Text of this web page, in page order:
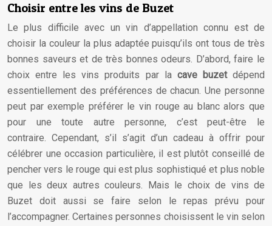
Choisir entre les vins de Buzet
Le plus difficile avec un vin d’appellation connu est de
choisir la couleur la plus adaptée puisqu’ils ont tous de très
bonnes saveurs et de très bonnes odeurs. D’abord, faire le
choix entre les vins produits par la cave buzetdépend
essentiellement des préférences de chacun. Une personne
peut par exemple préférer le vin rouge au blanc alors que
pour une toute autre personne, c’est peut-être le
contraire. Cependant, s’il s’agit d’un cadeau à offrir pour
célébrer une occasion particulière, il est plutôt conseillé de
pencher vers le rouge qui est plus sophistiqué et plus noble
que les deux autres couleurs. Mais le choix de vins de
Buzet doit aussi se faire selon le repas prévu pour
l’accompagner. Certaines personnes choisissent le vin selon